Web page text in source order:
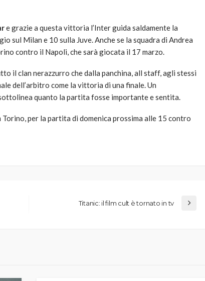
e grazie a questa vittoria l’Inter guida saldamente la
sul Milan e 10 sulla Juve. Anche se la squadra di Andrea
contro il Napoli, che sarà giocata il 17 marzo.
il clan nerazzurro che dalla panchina, all staff, agli stessi
dell’arbitro come la vittoria di una finale. Un
quanto la partita fosse importante e sentita.
per la partita di domenica prossima alle 15 contro
Titanic: il film cult è tornato in tv